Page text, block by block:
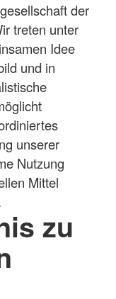
der
treten unter
Idee
und in
unserer
Nutzung
Mittel
zu